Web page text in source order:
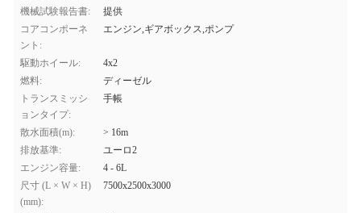
機械試験報告書:
提供
コアコンポーネ
ント:
エンジン,ギアボックス,ポンプ
駆動ホイール:
4x2
燃料:
ディーゼル
トランスミッシ
ョンタイプ:
手帳
散水面積(m):
> 16m
排放基準:
ユーロ2
エンジン容量:
4 - 6L
尺寸 (L × W × H)
(mm):
7500x2500x3000